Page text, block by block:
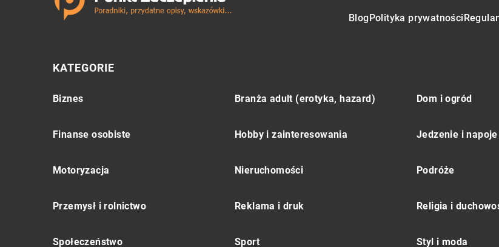
BlogPolityka prywatności
KATEGORIE
Biznes Branża adult (erotyka, hazard) Dom i ogród
Finanse osobiste Hobby i zainteresowania Jedzenie i napoje
Motoryzacja Nieruchomości Podróże
Przemysł i rolnictwo Reklama i druk Religia i
Społeczeństwo Sport Styl i moda